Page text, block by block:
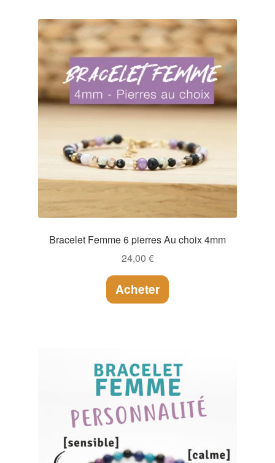
Bracelet Femme 6 pierres Au choix 4mm
24,00 €
Acheter